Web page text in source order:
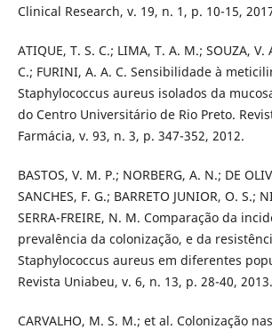
Clinical Research, v. 19, n. 1, p. 10-15,
ATIQUE, T. S. C.; LIMA, T. A. M.; SOUZA, V.
C.; FURINI, A. A. C. Sensibilidade à
Staphylococcus aureus isolados da
do Centro Universitário de Rio Preto.
Farmácia, v. 93, n. 3, p. 347-352, 2012.
BASTOS, V. M. P.; NORBERG, A. N.; DE
SANCHES, F. G.; BARRETO JUNIOR, O. S.;
SERRA-FREIRE, N. M. Comparação da
prevalência da colonização, e da
Staphylococcus aureus em diferentes
Revista Uniabeu, v. 6, n. 13, p. 28-40, 2013.
CARVALHO, M. S. M.; et al. Colonização